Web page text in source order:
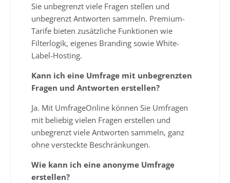
Sie unbegrenzt viele Fragen stellen und
unbegrenzt Antworten sammeln. Premium-
Tarife bieten zusätzliche Funktionen wie
Filterlogik, eigenes Branding sowie White-
Label-Hosting.
Kann ich eine Umfrage mit unbegrenzten
Fragen und Antworten erstellen?
Ja. Mit UmfrageOnline können Sie Umfragen
mit beliebig vielen Fragen erstellen und
unbegrenzt viele Antworten sammeln, ganz
ohne versteckte Beschränkungen.
Wie kann ich eine anonyme Umfrage
erstellen?